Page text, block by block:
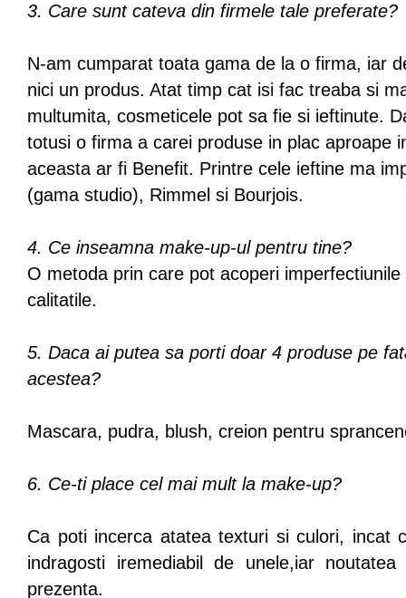
3. Care sunt cateva din firmele tale preferate?
N-am cumparat toata gama de la o firma, iar
nici un produs. Atat timp cat isi fac treaba si
multumita, cosmeticele pot sa fie si ieftinute.
totusi o firma a carei produse in plac aproape
aceasta ar fi Benefit. Printre cele ieftine ma
(gama studio), Rimmel si Bourjois.
4. Ce inseamna make-up-ul pentru tine?
O metoda prin care pot acoperi imperfectiunile
calitatile.
5. Daca ai putea sa porti doar 4 produse pe
acestea?
Mascara, pudra, blush, creion pentru
6. Ce-ti place cel mai mult la make-up?
Ca poti incerca atatea texturi si culori, incat
indragosti iremediabil de unele,iar
prezenta.